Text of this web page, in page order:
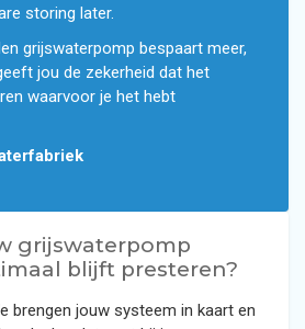
storing later.
grijswaterpomp bespaart meer,
jou de zekerheid dat het
waarvoor je het hebt
grijswaterpomp
blijft presteren?
brengen jouw systeem in kaart en